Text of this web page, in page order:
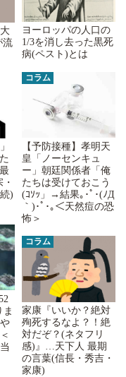
ヨーロッパの人口の
1/3を消し去った黒死
病(ペスト)とは
流
コラム
【予防接種】孝明天
皇「ノーセンキュ
ー」朝廷関係者「俺
たちは受けておこう
(ｺｿｯ」→結果｡･ﾟ･(ﾉД
｀)･ﾟ･｡＜天然痘の恐
怖＞
)
コラム
家康『いいか？絶対
殉死するなよ？！絶
対だぞ？(ネタフリ
感)』…天下人 最期
の言葉(信長・秀吉・
家康)